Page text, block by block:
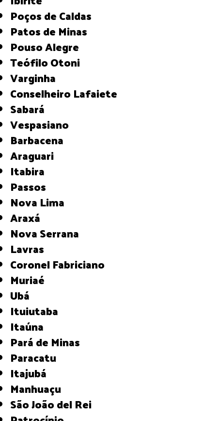
Poços de Caldas
Patos de Minas
Pouso Alegre
Teófilo Otoni
Varginha
Conselheiro Lafaiete
Sabará
Vespasiano
Barbacena
Araguari
Itabira
Passos
Nova Lima
Araxá
Nova Serrana
Lavras
Coronel Fabriciano
Muriaé
Ubá
Ituiutaba
Itaúna
Pará de Minas
Paracatu
Itajubá
Manhuaçu
São João del Rei